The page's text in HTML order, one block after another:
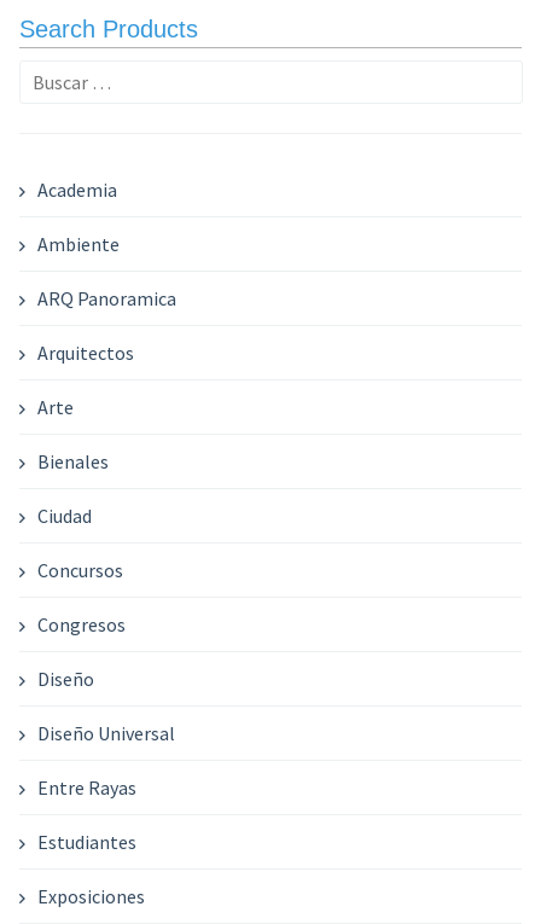
Search Products
Buscar:
Academia
Ambiente
ARQ Panoramica
Arquitectos
Arte
Bienales
Ciudad
Concursos
Congresos
Diseño
Diseño Universal
Entre Rayas
Estudiantes
Exposiciones